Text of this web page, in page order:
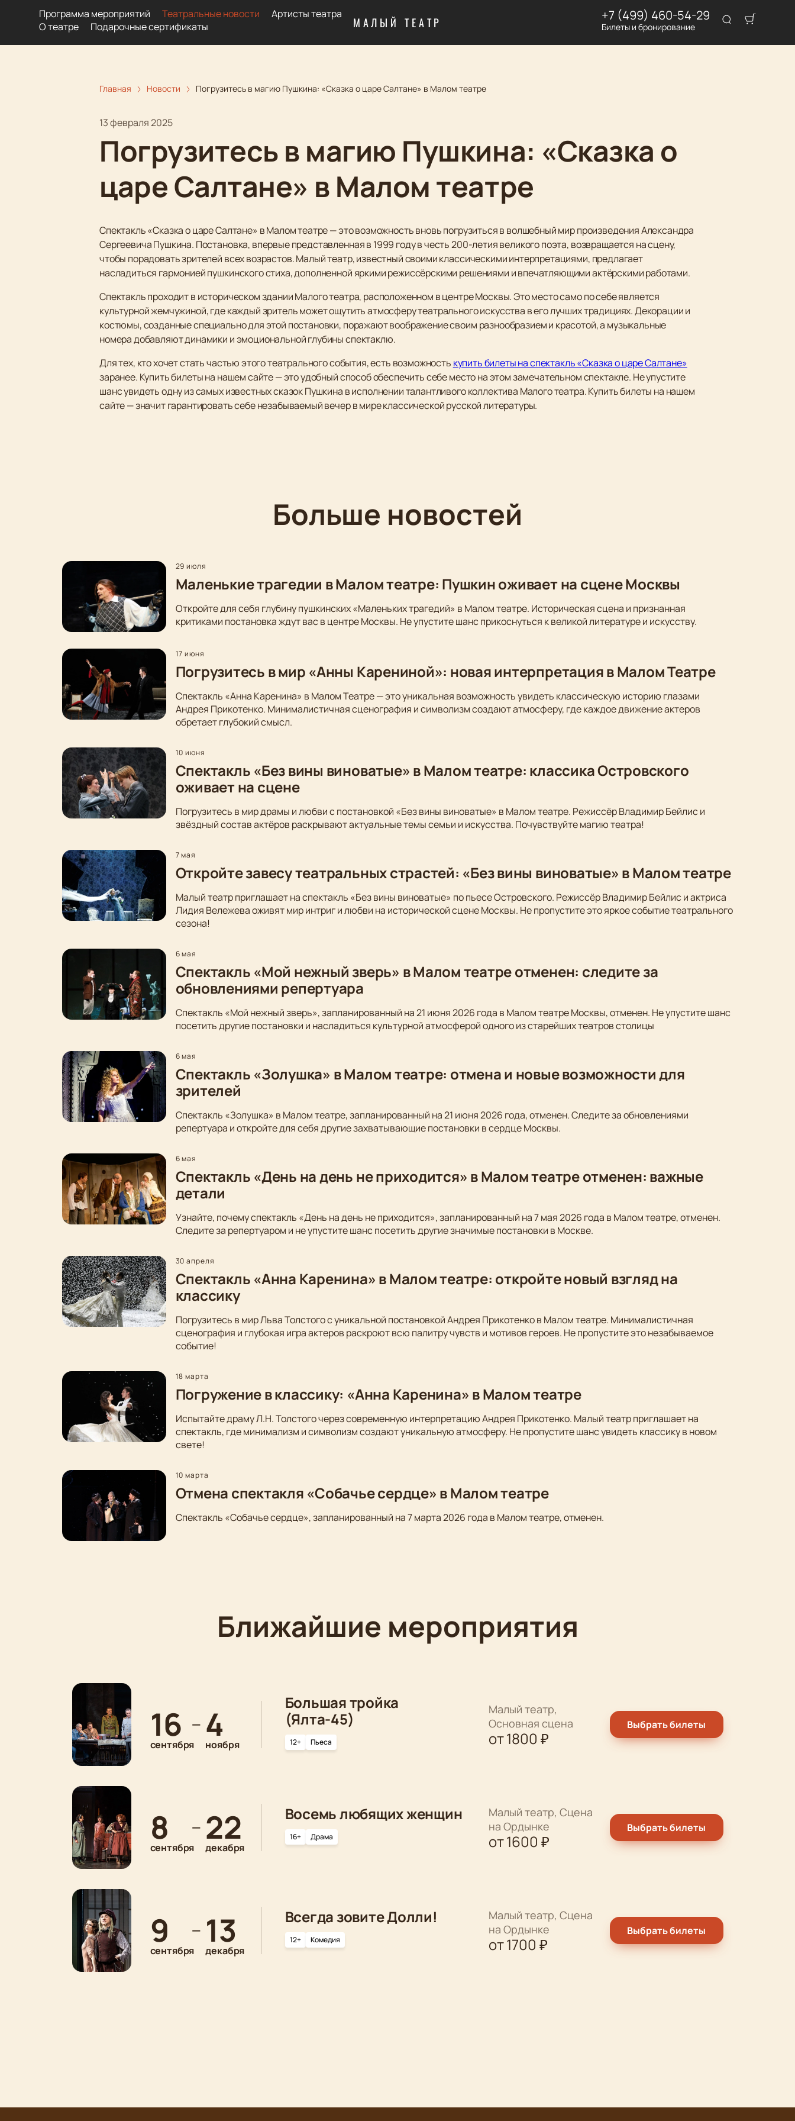
МАЛЫЙ ТЕАТР
Программа мероприятий Театральные новости
Артисты театра
О театре
Подарочные сертификаты
+7 (499) 460-54-29
Билеты и бронирование
Главная Новости Погрузитесь в магию Пушкина: «Сказка о царе Салтане» в Малом театре
13 февраля 2025
Погрузитесь в магию Пушкина: «Сказка о
царе Салтане» в Малом театре
Спектакль «Сказка о царе Салтане» в Малом театре — это возможность вновь погрузиться в волшебный мир произведения Александра
Сергеевича Пушкина. Постановка, впервые представленная в 1999 году в честь 200-летия великого поэта, возвращается на сцену,
чтобы порадовать зрителей всех возрастов. Малый театр, известный своими классическими интерпретациями, предлагает
насладиться гармонией пушкинского стиха, дополненной яркими режиссёрскими решениями и впечатляющими актёрскими работами.
Спектакль проходит в историческом здании Малого театра, расположенном в центре Москвы. Это место само по себе является
культурной жемчужиной, где каждый зритель может ощутить атмосферу театрального искусства в его лучших традициях. Декорации и
костюмы, созданные специально для этой постановки, поражают воображение своим разнообразием и красотой, а музыкальные
номера добавляют динамики и эмоциональной глубины спектаклю.
Для тех, кто хочет стать частью этого театрального события, есть возможность купить билеты на спектакль «Сказка о царе Салтане»
заранее. Купить билеты на нашем сайте — это удобный способ обеспечить себе место на этом замечательном спектакле. Не упустите
шанс увидеть одну из самых известных сказок Пушкина в исполнении талантливого коллектива Малого театра. Купить билеты на нашем
сайте — значит гарантировать себе незабываемый вечер в мире классической русской литературы.
Больше новостей
29 июля
Маленькие трагедии в Малом театре: Пушкин оживает на сцене Москвы
Откройте для себя глубину пушкинских «Маленьких трагедий» в Малом театре. Историческая сцена и признанная
критиками постановка ждут вас в центре Москвы. Не упустите шанс прикоснуться к великой литературе и искусству.
17 июня
Погрузитесь в мир «Анны Карениной»: новая интерпретация в Малом Театре
Спектакль «Анна Каренина» в Малом Театре — это уникальная возможность увидеть классическую историю глазами
Андрея Прикотенко. Минималистичная сценография и символизм создают атмосферу, где каждое движение актеров
обретает глубокий смысл.
10 июня
Спектакль «Без вины виноватые» в Малом театре: классика Островского
оживает на сцене
Погрузитесь в мир драмы и любви с постановкой «Без вины виноватые» в Малом театре. Режиссёр Владимир Бейлис и
звёздный состав актёров раскрывают актуальные темы семьи и искусства. Почувствуйте магию театра!
7 мая
Откройте завесу театральных страстей: «Без вины виноватые» в Малом театре
Малый театр приглашает на спектакль «Без вины виноватые» по пьесе Островского. Режиссёр Владимир Бейлис и актриса
Лидия Вележева оживят мир интриг и любви на исторической сцене Москвы. Не пропустите это яркое событие театрального
сезона!
6 мая
Спектакль «Мой нежный зверь» в Малом театре отменен: следите за
обновлениями репертуара
Спектакль «Мой нежный зверь», запланированный на 21 июня 2026 года в Малом театре Москвы, отменен. Не упустите шанс
посетить другие постановки и насладиться культурной атмосферой одного из старейших театров столицы
6 мая
Спектакль «Золушка» в Малом театре: отмена и новые возможности для
зрителей
Спектакль «Золушка» в Малом театре, запланированный на 21 июня 2026 года, отменен. Следите за обновлениями
репертуара и откройте для себя другие захватывающие постановки в сердце Москвы.
6 мая
Спектакль «День на день не приходится» в Малом театре отменен: важные
детали
Узнайте, почему спектакль «День на день не приходится», запланированный на 7 мая 2026 года в Малом театре, отменен.
Следите за репертуаром и не упустите шанс посетить другие значимые постановки в Москве.
30 апреля
Спектакль «Анна Каренина» в Малом театре: откройте новый взгляд на
классику
Погрузитесь в мир Льва Толстого с уникальной постановкой Андрея Прикотенко в Малом театре. Минималистичная
сценография и глубокая игра актеров раскроют всю палитру чувств и мотивов героев. Не пропустите это незабываемое
событие!
18 марта
Погружение в классику: «Анна Каренина» в Малом театре
Испытайте драму Л.Н. Толстого через современную интерпретацию Андрея Прикотенко. Малый театр приглашает на
спектакль, где минимализм и символизм создают уникальную атмосферу. Не пропустите шанс увидеть классику в новом
свете!
10 марта
Отмена спектакля «Собачье сердце» в Малом театре
Спектакль «Собачье сердце», запланированный на 7 марта 2026 года в Малом театре, отменен.
Ближайшие мероприятия
16
сентября
— 4
ноября
Большая тройка
(Ялта-45)
12+ Пьеса
Малый театр,
Основная сцена
от1800 ₽
Выбрать билеты
8
сентября
— 22
декабря
Восемь любящих женщин
16+ Драма
Малый театр, Сцена
на Ордынке
от1600 ₽
Выбрать билеты
9
сентября
— 13
декабря
Всегда зовите Долли!
12+ Комедия
Малый театр, Сцена
на Ордынке
от1700 ₽
Выбрать билеты